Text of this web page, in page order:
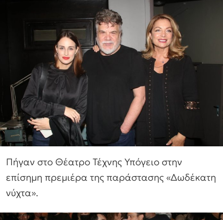
Πήγαν στο Θέατρο Τέχνης Υπόγειο στην
επίσημη πρεμιέρα της παράστασης «Δωδέκατη
νύχτα».